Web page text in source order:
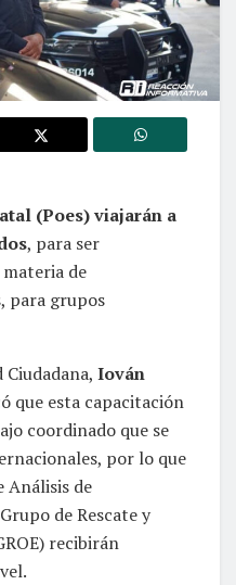
(Poes) viajarán a
, para ser
de
para grupos
Iován
que esta capacitación
coordinado que se
por lo que
Análisis de
de Rescate y
recibirán